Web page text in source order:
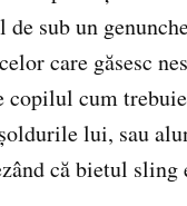
de sub un
care găsesc
cum
lui, sau
că bietul sling